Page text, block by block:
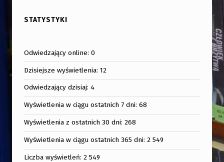
STATYSTYKI
Odwiedzający online:0
Dzisiejsze wyświetlenia:12
Odwiedzający dzisiaj:4
Wyświetlenia w ciągu ostatnich 7 dni:68
Wyświetlenia z ostatnich 30 dni:268
Wyświetlenia w ciągu ostatnich 365 dni:2 549
Liczba wyświetleń:2 549